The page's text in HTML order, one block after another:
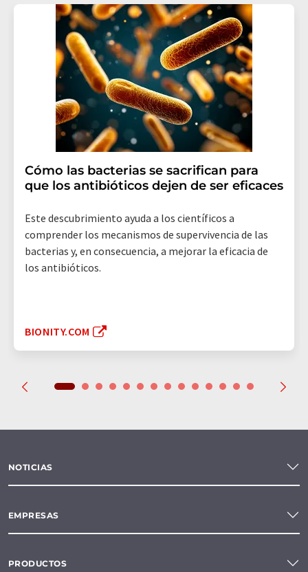
Cómo las bacterias se sacrifican para
que los antibióticos dejen de ser eficaces
Este descubrimiento ayuda a los científicos a
comprender los mecanismos de supervivencia de las
bacterias y, en consecuencia, a mejorar la eficacia de
los antibióticos.
BIONITY.COM
NOTICIAS
EMPRESAS
PRODUCTOS